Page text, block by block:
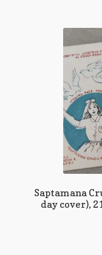
Saptamana
day cover),